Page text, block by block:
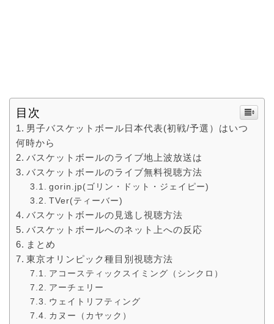
目次
男子バスケットボール日本代表(初戦/予選）はいつ
何時から
バスケットボールのライブ地上波放送は
バスケットボールのライブ無料視聴方法
gorin.jp(ゴリン・ドット・ジェイピー)
TVer(ティーバー)
バスケットボールの見逃し視聴方法
バスケットボールへのネット上への反応
まとめ
東京オリンピック種目別視聴方法
アコースティックスイミング（シンクロ）
アーチェリー
ウェイトリフティング
カヌー（カヤック）